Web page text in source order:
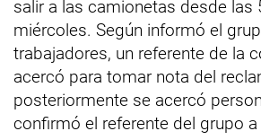
salir a las camionetas desde las
miércoles. Según informó el
trabajadores, un referente de la
acercó para tomar nota del
posteriormente se acercó
confirmó el referente del grupo